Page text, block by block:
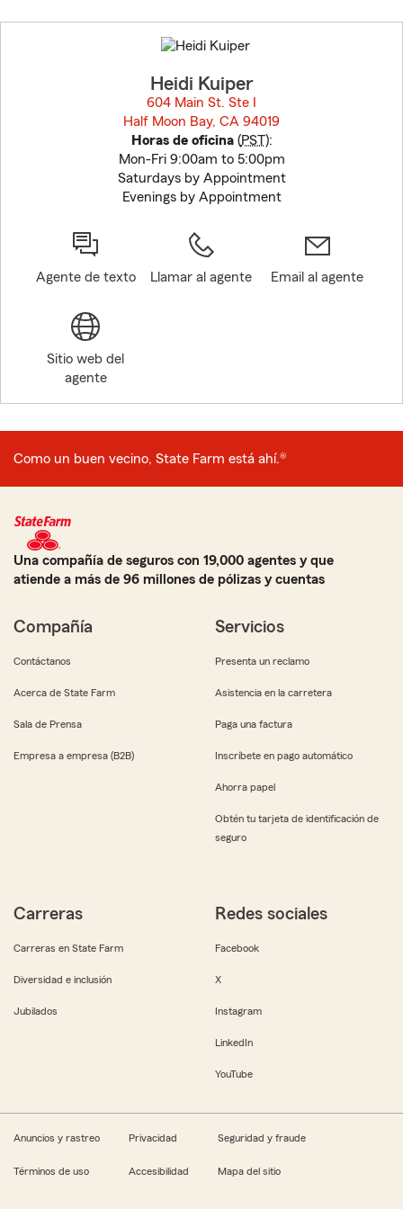
to
before
Heidi Kuiper
604 Main St. Ste I
Half Moon Bay, CA 94019
Horas de oficina(PST):
Mon-Fri 9:00am to 5:00pm
Saturdays by Appointment
Evenings by Appointment
Agente de texto Llamar al agente Email al agente
Sitio web del
agente
Como un buen vecino, State Farm está ahí.®
Una compañía de seguros con 19,000 agentes y que
atiende a más de 96 millones de pólizas y cuentas
Compañía
Contáctanos
Acerca de State Farm
Sala de Prensa
Empresa a empresa (B2B)
Servicios
Presenta un reclamo
Asistencia en la carretera
Paga una factura
Inscríbete en pago automático
Ahorra papel
Obtén tu tarjeta de identificación de
seguro
Carreras
Carreras en State Farm
Diversidad e inclusión
Jubilados
Redes sociales
Facebook
X
Instagram
LinkedIn
YouTube
Anuncios y rastreo Privacidad Seguridad y fraude
Términos de uso Accesibilidad Mapa del sitio